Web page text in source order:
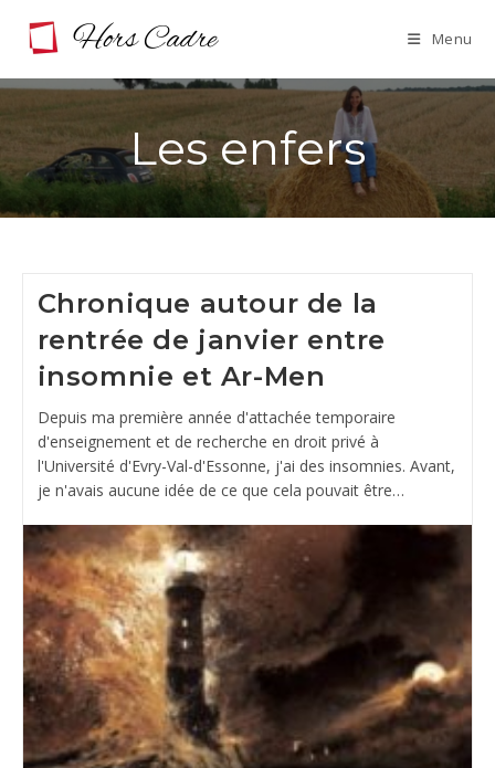
Menu
Les enfers
Chronique autour de la
rentrée de janvier entre
insomnie et Ar-Men
Depuis ma première année d'attachée temporaire
d'enseignement et de recherche en droit privé à
l'Université d'Evry-Val-d'Essonne, j'ai des insomnies. Avant,
je n'avais aucune idée de ce que cela pouvait être…